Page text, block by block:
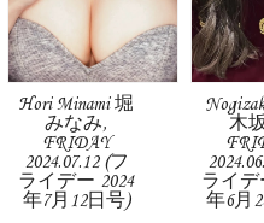
Hori Minami 堀
みなみ,
FRIDAY
2024.07.12 (フ
ライデー 2024
年7月12日号)
木
ライデ
年6月